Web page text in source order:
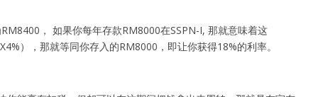
， 如果你每年存款RM8000在SSPN-I, 那就意味着这
），那就等同你存入的RM8000，即让你获得18%的利率。